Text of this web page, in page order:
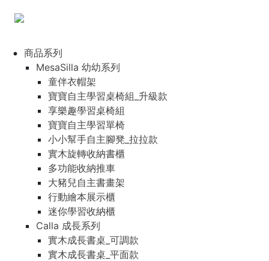
商品系列
MesaSilla 幼幼系列
童伴衣帽架
寶寶自主學習桌椅組_升級款
享樂趣學習桌椅組
寶寶自主學習單椅
小小幫手自主腳凳_拉拉款
實木旋轉收納書櫃
多功能收納推車
大豬兒自主書畫架
行動繪本展示櫃
迷你學習收納櫃
Calla 成長系列
實木成長書桌_可調款
實木成長書桌_平面款